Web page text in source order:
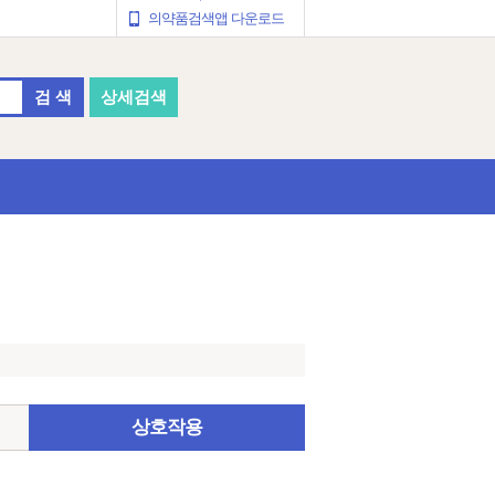
의약품검색앱 다운로드
검 색 상세검색
상호작용